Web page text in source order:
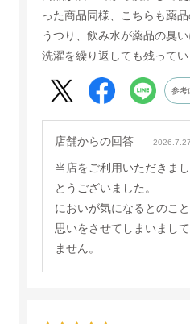
った商品同様、こちらも薬
うつり、飲み水が薬品の臭
洗濯を繰り返しても残ってい
参考
店舗からの回答 2026.7.27
当店をご利用いただきま
とうございました。
においが気になるとのこ
思いをさせてしまいまし
ません。